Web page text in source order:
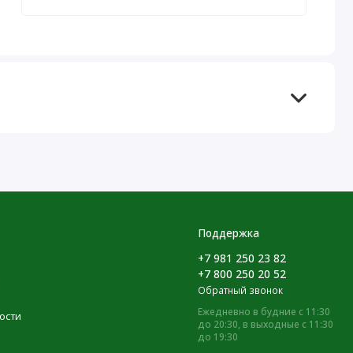
Поддержка
+7 981 250 23 82
+7 800 250 20 52
Обратный звонок
Ежедневно в будние с 11:30
до 20:30, в выходные с 11:30
до 19:30